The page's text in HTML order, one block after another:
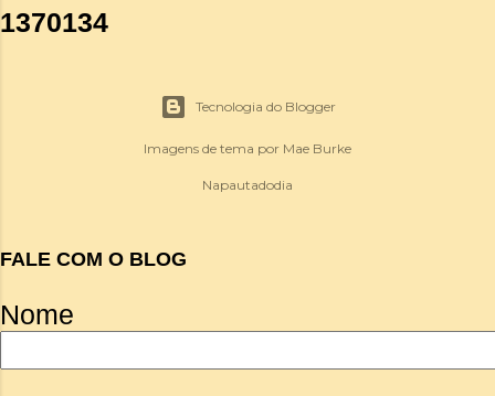
1370134
Tecnologia do Blogger
Imagens de tema por Mae Burke
Napautadodia
FALE COM O BLOG
Nome